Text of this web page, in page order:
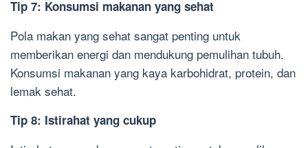
Tip 7: Konsumsi makanan yang sehat
Pola makan yang sehat sangat penting untuk
memberikan energi dan mendukung pemulihan tubuh.
Konsumsi makanan yang kaya karbohidrat, protein, dan
lemak sehat.
Tip 8: Istirahat yang cukup